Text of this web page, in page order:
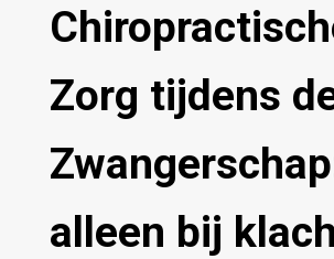
Zorg tijdens
alleen bij